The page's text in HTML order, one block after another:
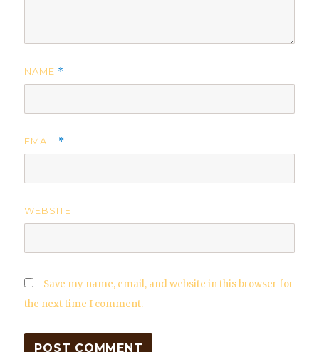
NAME *
EMAIL *
WEBSITE
Save my name, email, and website in this browser for
the next time I comment.